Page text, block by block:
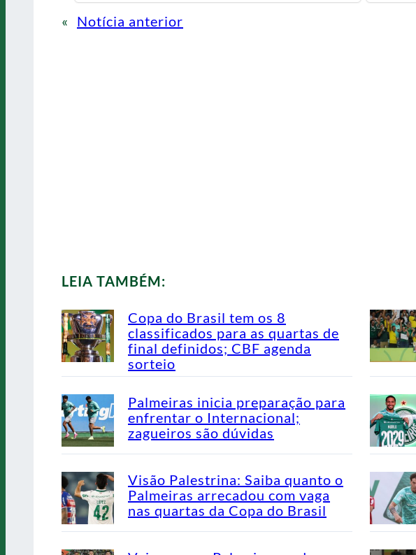
« Notícia anterior
LEIA TAMBÉM:
Copa do Brasil tem os 8
classificados para as quartas de
final definidos; CBF agenda
sorteio
Palmeiras inicia preparação para
enfrentar o Internacional;
zagueiros são dúvidas
Visão Palestrina: Saiba quanto o
Palmeiras arrecadou com vaga
nas quartas da Copa do Brasil